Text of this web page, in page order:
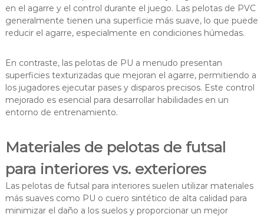
en el agarre y el control durante el juego. Las pelotas de PVC
generalmente tienen una superficie más suave, lo que puede
reducir el agarre, especialmente en condiciones húmedas.
En contraste, las pelotas de PU a menudo presentan
superficies texturizadas que mejoran el agarre, permitiendo a
los jugadores ejecutar pases y disparos precisos. Este control
mejorado es esencial para desarrollar habilidades en un
entorno de entrenamiento.
Materiales de pelotas de futsal
para interiores vs. exteriores
Las pelotas de futsal para interiores suelen utilizar materiales
más suaves como PU o cuero sintético de alta calidad para
minimizar el daño a los suelos y proporcionar un mejor